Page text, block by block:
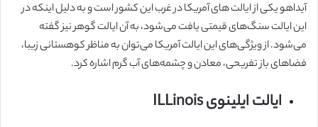
آیداهو یکی از ایالت های آمریکا در غرب این کشور است و به دلیل اینکه در
این ایالت سنگ‌های قیمتی یافت می‌شود، به آن ایالت گوهر نیز گفته
می‌شود. از ویژگی‌های این ایالت آمریکا می‌توان به مناظر کوهستانی زیبا،
فضاهای باز تفریحی، معادن و چشمه‌های آب گرم اشاره کرد.
ایالت ایلینوی ILLinois